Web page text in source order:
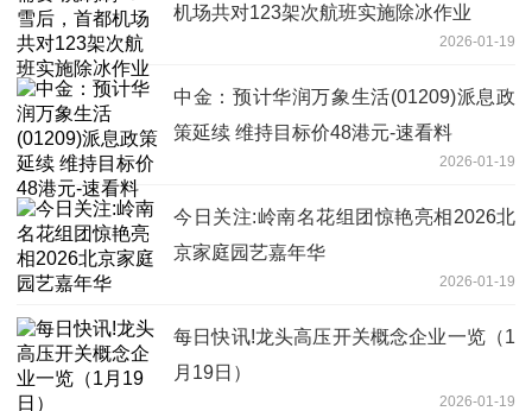
机场共对123架次航班实施除冰作业
2026-01-19
中金：预计华润万象生活(01209)派息政
策延续 维持目标价48港元-速看料
2026-01-19
今日关注:岭南名花组团惊艳亮相2026北
京家庭园艺嘉年华
2026-01-19
每日快讯!龙头高压开关概念企业一览（1
月19日）
2026-01-19